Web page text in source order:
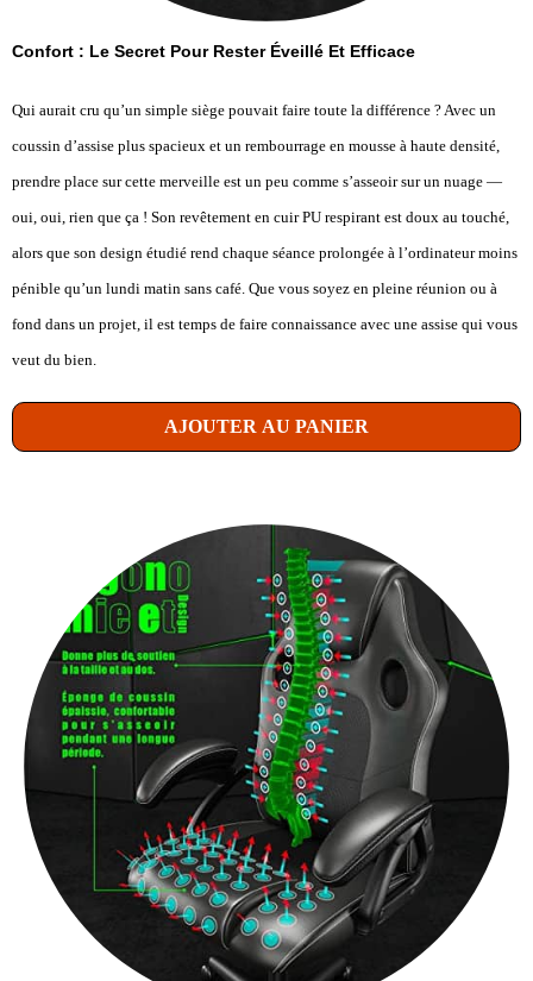
Confort : Le Secret Pour Rester Éveillé Et Efficace
Qui aurait cru qu’un simple siège pouvait faire toute la différence ? Avec un
coussin d’assise plus spacieux et un rembourrage en mousse à haute densité,
prendre place sur cette merveille est un peu comme s’asseoir sur un nuage —
oui, oui, rien que ça ! Son revêtement en cuir PU respirant est doux au touché,
alors que son design étudié rend chaque séance prolongée à l’ordinateur moins
pénible qu’un lundi matin sans café. Que vous soyez en pleine réunion ou à
fond dans un projet, il est temps de faire connaissance avec une assise qui vous
veut du bien.
AJOUTER AU PANIER